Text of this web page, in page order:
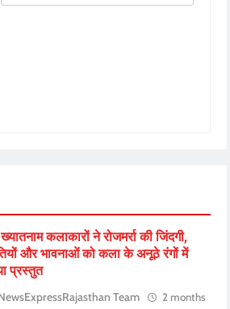
कलाकारों ने रोजमर्रा की जिंदगी,
और भावनाओं को कला के अनूठे रंगों में
प्रस्तुत
Team
2 months